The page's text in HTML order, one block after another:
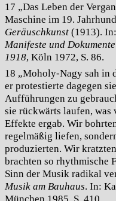
17 „Das Leben der
Maschine im 19.
Geräuschkunst (1913).
Manifeste und
1918, Köln 1972, S. 86.
18 „Moholy-Nagy sah in
er protestierte dagegen
Aufführungen zu
sie rückwärts laufen,
Effekte ergab. Wir
regelmäßig liefen,
produzierten. Wir
brachten so rhythmische
Sinn der Musik radikal
Musik am Bauhaus. In: